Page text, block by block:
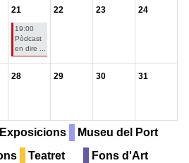
21
19:00
Pòdcast
en dire ...
22 23 24
28 29 30 31
Exposicions
Museu del Port
Teatret
Fons d'Art